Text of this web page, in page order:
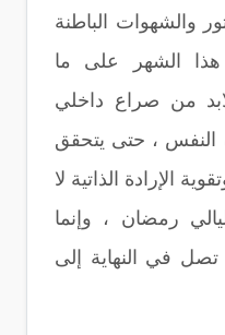
والشهوات الباطنة
الشهر على ما
من صراع داخلي
، حتى يتحقق
الإرادة الذاتية لا
رمضان ، وإنما
تصل في النهاية إلى